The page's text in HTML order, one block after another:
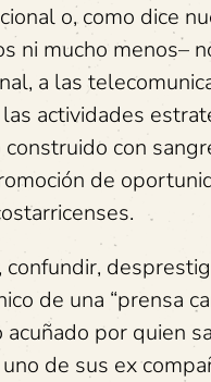
o, como dice
ni mucho menos–
a las
actividades
con
de
de una “prensa
acuñado por quien
uno de sus ex